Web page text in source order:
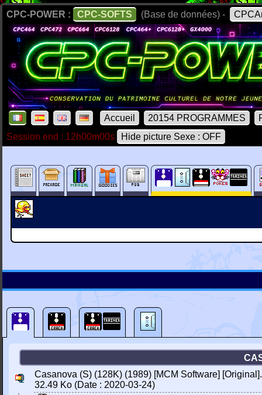
CPC-POWER : CPC-SOFTS (Base de données) -
Accueil 20154 PROGRAMMES
Session end : 12h00m00s
Hide picture Sexe : OFF
Casanova (S) (128K) (1989) [MCM Software]
32.49 Ko (Date : 2020-03-24)